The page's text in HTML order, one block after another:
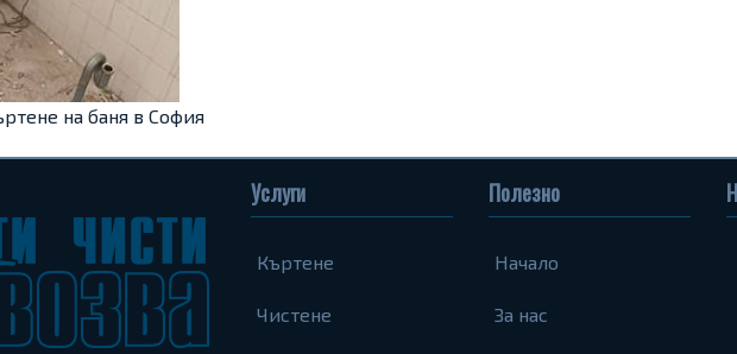
Къртене на дограма и подпрозорец
Къртене на дюшеме
на баня в София
Услуги
Къртене
Чистене
Полезно
Начало
За нас